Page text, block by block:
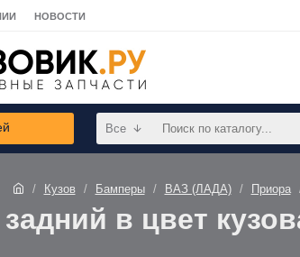
НОВОСТИ
Все
Кузов Бамперы ВАЗ (ЛАДА) Приора
в цвет